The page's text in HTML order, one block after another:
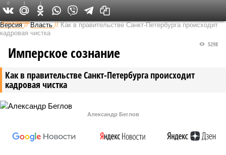
Федеральный выпуск
Версия //Власть //Как в правительстве Санкт-Петербурга происходит
кадровая чистка
Как в правительстве Санкт-Петербурга происходит
кадровая чистка
5298
Имперское сознание
Александр Беглов
0 1 1